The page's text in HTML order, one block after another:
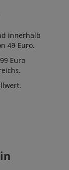
innerhalb
49 Euro.
Euro